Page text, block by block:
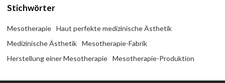
Stichwörter
Mesotherapie
Haut perfekte medizinische Ästhetik
Medizinische Ästhetik
Mesotherapie-Fabrik
Herstellung einer Mesotherapie
Mesotherapie-Produktion